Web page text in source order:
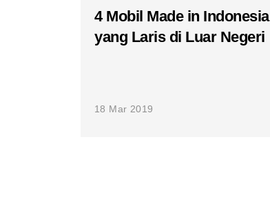
4 Mobil Made in Indonesia
yang Laris di Luar Negeri
18 Mar 2019